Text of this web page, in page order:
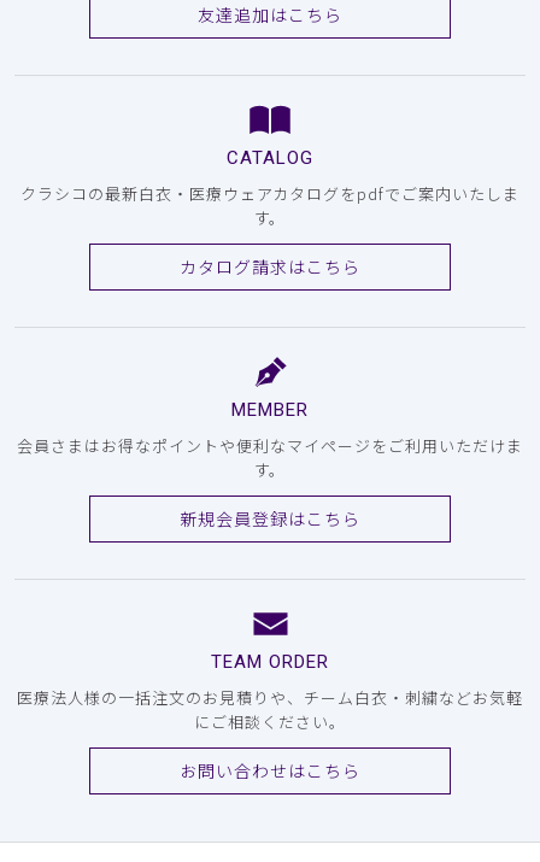
友達追加はこちら
CATALOG
クラシコの最新白衣・医療ウェアカタログをpdfでご案内いたしま
す。
カタログ請求はこちら
MEMBER
会員さまはお得なポイントや便利なマイページをご利用いただけま
す。
新規会員登録はこちら
TEAM ORDER
医療法人様の一括注文のお見積りや、チーム白衣・刺繍などお気軽
にご相談ください。
お問い合わせはこちら